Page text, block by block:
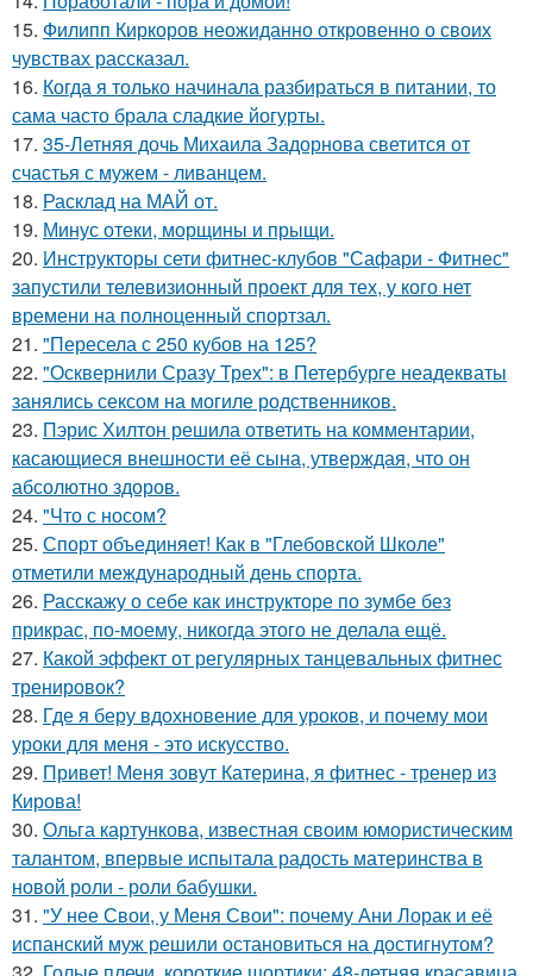
15. Филипп Киркоров неожиданно откровенно о своих
чувствах рассказал.
16. Когда я только начинала разбираться в питании, то
сама часто брала сладкие йогурты.
17. 35-Летняя дочь Михаила Задорнова светится от
счастья с мужем - ливанцем.
18. Расклад на МАЙ от.
19. Минус отеки, морщины и прыщи.
20. Инструкторы сети фитнес-клубов "Сафари - Фитнес"
запустили телевизионный проект для тех, у кого нет
времени на полноценный спортзал.
21. "Пересела с 250 кубов на 125?
22. "Осквернили Сразу Трех": в Петербурге неадекваты
занялись сексом на могиле родственников.
23. Пэрис Хилтон решила ответить на комментарии,
касающиеся внешности её сына, утверждая, что он
абсолютно здоров.
24. "Что с носом?
25. Спорт объединяет! Как в "Глебовской Школе"
отметили международный день спорта.
26. Расскажу о себе как инструкторе по зумбе без
прикрас, по-моему, никогда этого не делала ещё.
27. Какой эффект от регулярных танцевальных фитнес
тренировок?
28. Где я беру вдохновение для уроков, и почему мои
уроки для меня - это искусство.
29. Привет! Меня зовут Катерина, я фитнес - тренер из
Кирова!
30. Ольга картункова, известная своим юмористическим
талантом, впервые испытала радость материнства в
новой роли - роли бабушки.
31. "У нее Свои, у Меня Свои": почему Ани Лорак и её
испанский муж решили остановиться на достигнутом?